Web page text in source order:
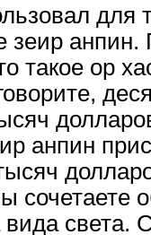
для
зеир
такое ор
анпин
сочетаете
света.